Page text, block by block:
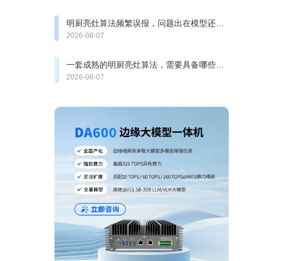
明厨亮灶算法频繁误报，问题出在模型还是
厨房复杂环境？
2026-08-07
一套成熟的明厨亮灶算法，需要具备哪些检
测能力？
2026-08-07